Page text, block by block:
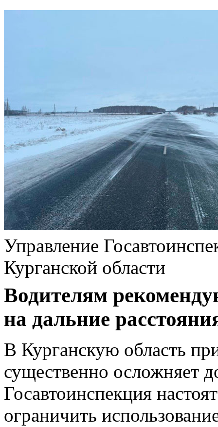
Управление
Курганской области
Водителям
на дальние
В Курганскую область
существенно осложняет
Госавтоинспекция
ограничить